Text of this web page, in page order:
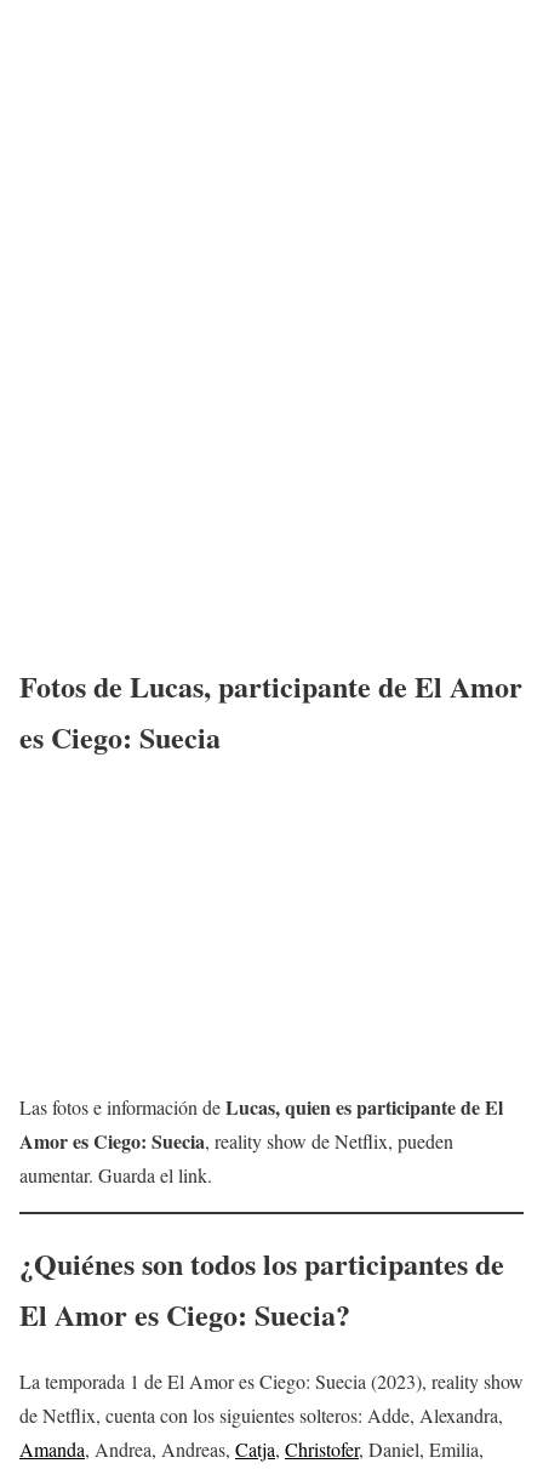
Fotos de Lucas,participante de El Amor
es Ciego: Suecia
Las fotos e información deLucas, quien es participante de El
Amor es Ciego: Suecia, reality show de Netflix, pueden
aumentar. Guarda el link.
¿Quiénes son todos los participantes de
El Amor es Ciego: Suecia?
La temporada 1 de El Amor es Ciego: Suecia (2023), reality show
de Netflix, cuenta con los siguientes solteros: Adde, Alexandra,
Amanda, Andrea, Andreas, Catja, Christofer, Daniel, Emilia,